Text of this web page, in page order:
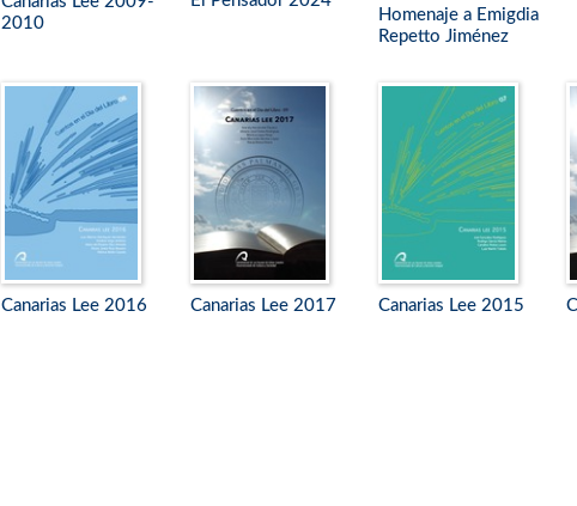
2010
Homenaje a Emigdia
Repetto Jiménez
Canarias Lee 2016 Canarias Lee 2017 Canarias Lee 2015